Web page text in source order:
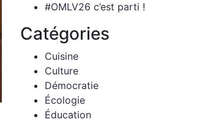
#OMLV26 c’est parti !
Catégories
Cuisine
Culture
Démocratie
Écologie
Éducation